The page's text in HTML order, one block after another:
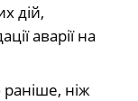
дій,
аварії на
ніж